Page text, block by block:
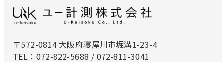
〒572-0814 大阪府寝屋川市堀溝1-23-4
TEL：072-822-5688 / 072-811-3041